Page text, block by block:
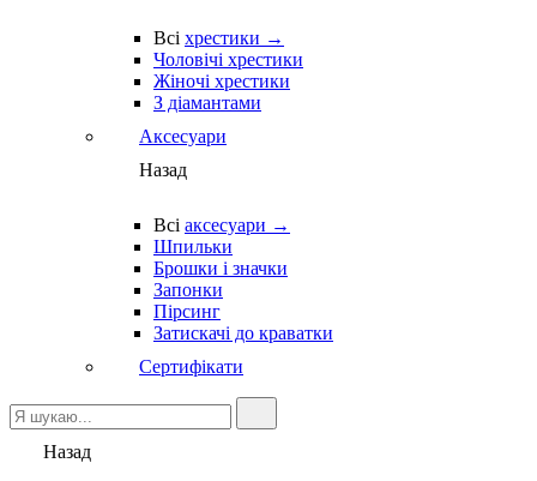
Всі хрестики →
Чоловічі хрестики
Жіночі хрестики
З діамантами
Аксесуари
Назад
Всі аксесуари →
Шпильки
Брошки і значки
Запонки
Пірсинг
Затискачі до краватки
Сертифікати
Назад